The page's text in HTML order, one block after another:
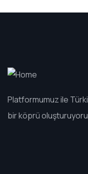
Platformumuz ile
bir köprü